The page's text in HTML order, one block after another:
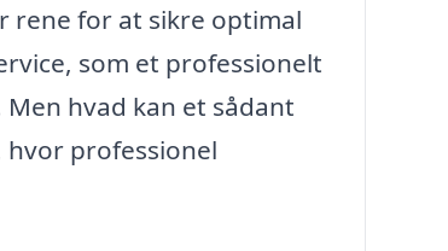
rene for at sikre optimal
som et professionelt
hvad kan et sådant
professionel